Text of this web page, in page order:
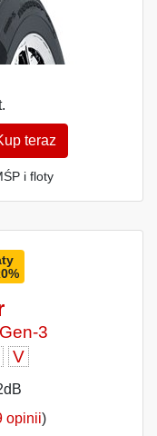
teraz
i floty
3
V
opinii)